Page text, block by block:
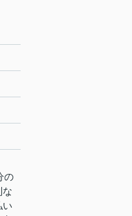
の
な
い